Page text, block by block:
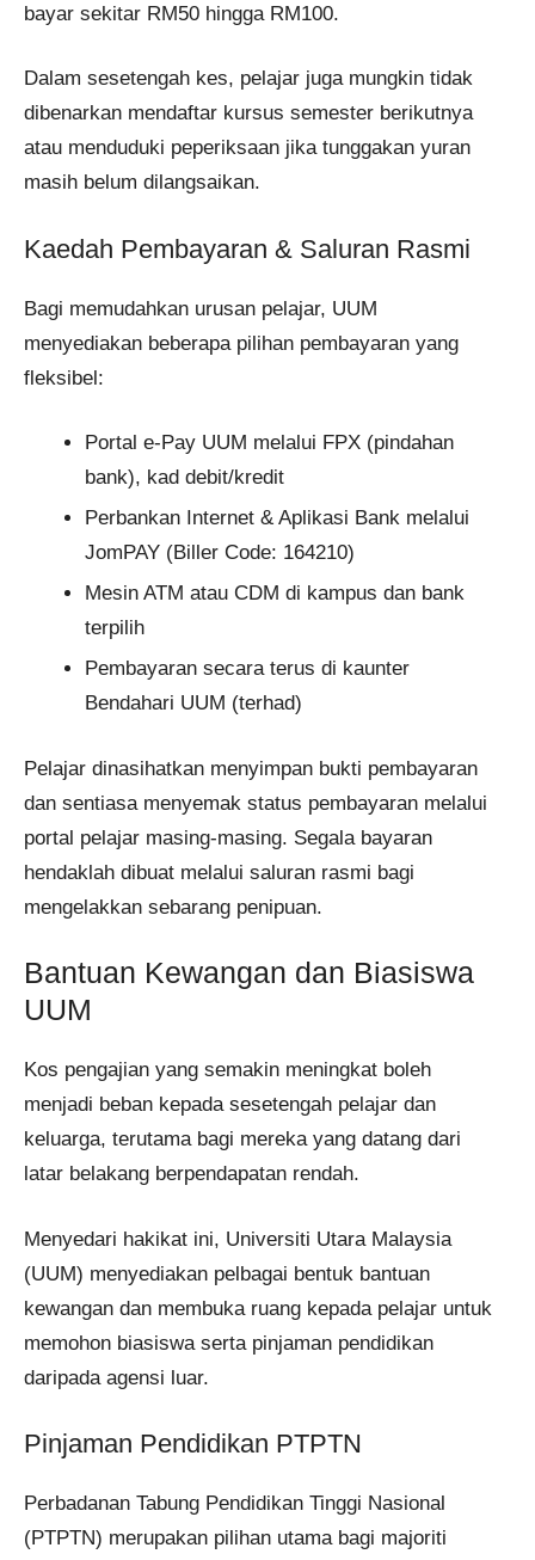
bayar sekitar RM50 hingga RM100.
Dalam sesetengah kes, pelajar juga mungkin tidak
dibenarkan mendaftar kursus semester berikutnya
atau menduduki peperiksaan jika tunggakan yuran
masih belum dilangsaikan.
Kaedah Pembayaran & Saluran Rasmi
Bagi memudahkan urusan pelajar, UUM
menyediakan beberapa pilihan pembayaran yang
fleksibel:
Portal e-Pay UUM melalui FPX (pindahan
bank), kad debit/kredit
Perbankan Internet & Aplikasi Bank melalui
JomPAY (Biller Code: 164210)
Mesin ATM atau CDM di kampus dan bank
terpilih
Pembayaran secara terus di kaunter
Bendahari UUM (terhad)
Pelajar dinasihatkan menyimpan bukti pembayaran
dan sentiasa menyemak status pembayaran melalui
portal pelajar masing-masing. Segala bayaran
hendaklah dibuat melalui saluran rasmi bagi
mengelakkan sebarang penipuan.
Bantuan Kewangan dan Biasiswa
UUM
Kos pengajian yang semakin meningkat boleh
menjadi beban kepada sesetengah pelajar dan
keluarga, terutama bagi mereka yang datang dari
latar belakang berpendapatan rendah.
Menyedari hakikat ini, Universiti Utara Malaysia
(UUM) menyediakan pelbagai bentuk bantuan
kewangan dan membuka ruang kepada pelajar untuk
memohon biasiswa serta pinjaman pendidikan
daripada agensi luar.
Pinjaman Pendidikan PTPTN
Perbadanan Tabung Pendidikan Tinggi Nasional
(PTPTN) merupakan pilihan utama bagi majoriti